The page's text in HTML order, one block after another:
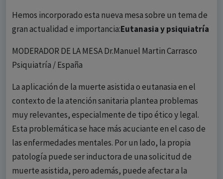
Hemos incorporado esta nueva mesa sobre un tema de
gran actualidad e importancia:Eutanasia y psiquiatría
MODERADOR DE LA MESA Dr.Manuel Martin Carrasco
Psiquiatría / España
La aplicación de la muerte asistida o eutanasia en el
contexto de la atención sanitaria plantea problemas
muy relevantes, especialmente de tipo ético y legal.
Esta problemática se hace más acuciante en el caso de
las enfermedades mentales. Por un lado, la propia
patología puede ser inductora de una solicitud de
muerte asistida, pero además, puede afectar a la